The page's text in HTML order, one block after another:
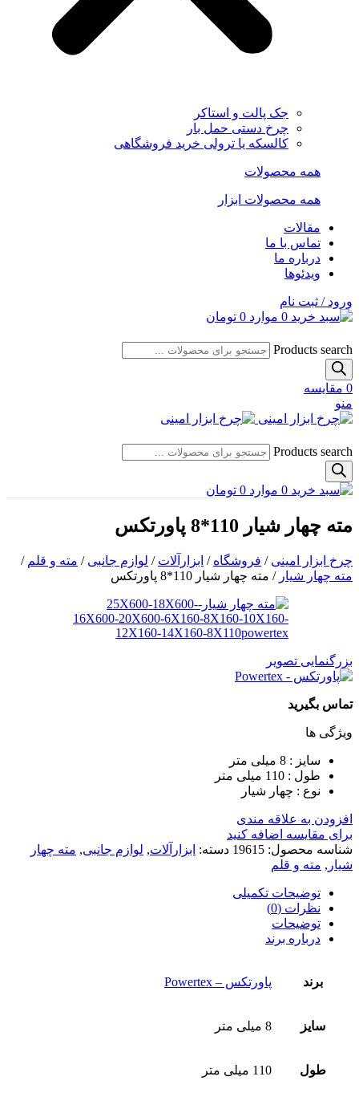
جک پالت و استاکر
چرخ دستی حمل بار
کالسکه یا ترولی خرید فروشگاهی
همه محصولات
همه محصولات ابزار
مقالات
تماس با ما
درباره ما
ویدئوها
ورود / ثبت نام
0 موارد 0 تومان
Products search
0 مقایسه
منو
Products search
0 موارد 0 تومان
مته چهار شیار 110*8 پاورتکس
چرخ ابزار امینی / فروشگاه / ابزارآلات / لوازم جانبی / مته و قلم /
مته چهار شیار / مته چهار شیار 110*8 پاورتکس
بزرگنمایی تصویر
تماس بگیرید
ویژگی ها
سایز : 8 میلی متر
طول : 110 میلی متر
نوع : چهار شیار
افزودن به علاقه مندی
برای مقایسه اضافه کنید
شناسه محصول: 19615 دسته: ابزارآلات, لوازم جانبی, مته چهار
شیار , مته و قلم
توضیحات تکمیلی
نظرات (0)
توضیحات
درباره برند
برند پاورتکس – Powertex
سایز 8 میلی متر
طول 110 میلی متر